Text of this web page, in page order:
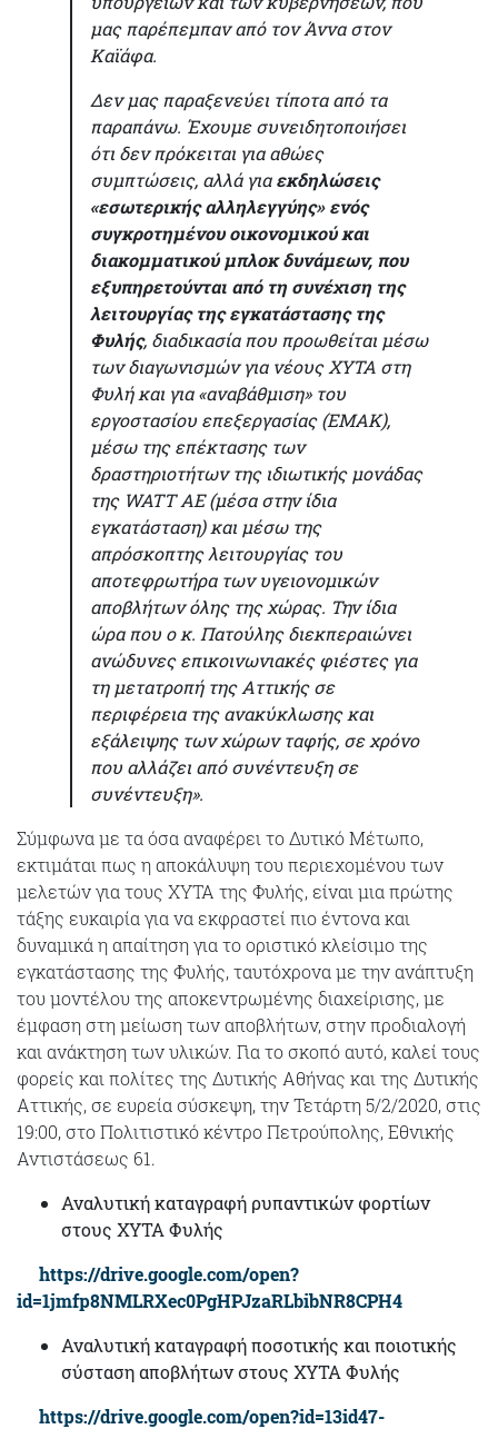
μας παρέπεμπαν από τον Άννα στον
Καϊάφα.
Δεν μας παραξενεύει τίποτα από τα
παραπάνω. Έχουμε συνειδητοποιήσει
ότι δεν πρόκειται για αθώες
συμπτώσεις, αλλά γιαεκδηλώσεις
«εσωτερικής αλληλεγγύης» ενός
συγκροτημένου οικονομικού και
διακομματικού μπλοκ δυνάμεων, που
εξυπηρετούνται από τη συνέχιση της
λειτουργίας της εγκατάστασης της
Φυλής, διαδικασία που προωθείται μέσω
των διαγωνισμών για νέους ΧΥΤΑ στη
Φυλή και για «αναβάθμιση» του
εργοστασίου επεξεργασίας (ΕΜΑΚ),
μέσω της επέκτασης των
δραστηριοτήτων της ιδιωτικής μονάδας
της WATT ΑΕ (μέσα στην ίδια
εγκατάσταση) και μέσω της
απρόσκοπτης λειτουργίας του
αποτεφρωτήρα των υγειονομικών
αποβλήτων όλης της χώρας. Την ίδια
ώρα που ο κ. Πατούλης διεκπεραιώνει
ανώδυνες επικοινωνιακές φιέστες για
τη μετατροπή της Αττικής σε
περιφέρεια της ανακύκλωσης και
εξάλειψης των χώρων ταφής, σε χρόνο
που αλλάζει από συνέντευξη σε
συνέντευξη».
Σύμφωνα με τα όσα αναφέρει το Δυτικό Μέτωπο,
εκτιμάται πως η αποκάλυψη του περιεχομένου των
μελετών για τους ΧΥΤΑ της Φυλής, είναι μια πρώτης
τάξης ευκαιρία για να εκφραστεί πιο έντονα και
δυναμικά η απαίτηση για το οριστικό κλείσιμο της
εγκατάστασης της Φυλής, ταυτόχρονα με την ανάπτυξη
του μοντέλου της αποκεντρωμένης διαχείρισης, με
έμφαση στη μείωση των αποβλήτων, στην προδιαλογή
και ανάκτηση των υλικών. Για το σκοπό αυτό, καλεί τους
φορείς και πολίτες της Δυτικής Αθήνας και της Δυτικής
Αττικής, σε ευρεία σύσκεψη, την Τετάρτη 5/2/2020, στις
19:00, στο Πολιτιστικό κέντρο Πετρούπολης, Εθνικής
Αντιστάσεως 61.
Αναλυτική καταγραφή ρυπαντικών φορτίων
στους ΧΥΤΑ Φυλής
https://drive.google.com/open?
id=1jmfp8NMLRXec0PgHPJzaRLbibNR8CPH4
Αναλυτική καταγραφή ποσοτικής και ποιοτικής
σύσταση αποβλήτων στους ΧΥΤΑ Φυλής
https://drive.google.com/open?id=13id47-